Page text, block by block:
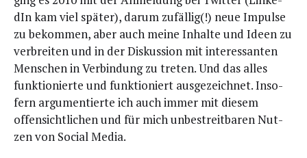
dIn kam viel spä­ter), dar­um zufäl­lig(!) neue Impul­se
zu bekom­men, aber auch mei­ne Inhal­te und Ideen zu
ver­brei­ten und in der Dis­kus­si­on mit inter­es­san­ten
Men­schen in Ver­bin­dung zu tre­ten. Und das alles
funk­tio­nier­te und funk­tio­niert aus­ge­zeich­net. Inso­
fern argu­men­tier­te ich auch immer mit die­sem
offen­sicht­li­chen und für mich unbe­streit­ba­ren Nut­
zen von Social Media.